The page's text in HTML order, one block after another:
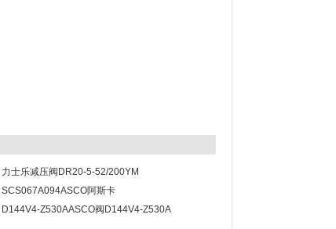
力士乐减压阀DR20-5-52/200YM
SCS067A094ASCO阿斯卡
SCS067A094/R068B317L0V00F1
D144V4-Z530AASCO阀D144V4-Z530A